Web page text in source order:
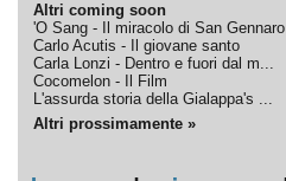
Altri coming soon
'O Sang - Il miracolo di San Gennaro
Carlo Acutis - Il giovane santo
Carla Lonzi - Dentro e fuori dal m...
Cocomelon - Il Film
L'assurda storia della Gialappa's ...
Altri prossimamente »